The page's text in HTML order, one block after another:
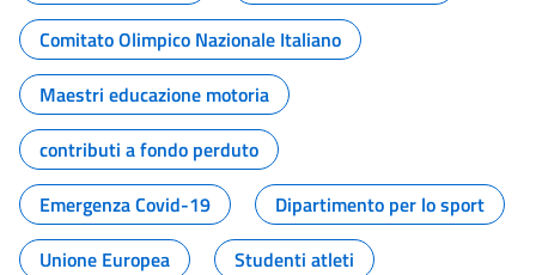
Comitato Olimpico Nazionale Italiano
Maestri educazione motoria
contributi a fondo perduto
Emergenza Covid-19
Dipartimento per lo sport
Unione Europea
Studenti atleti